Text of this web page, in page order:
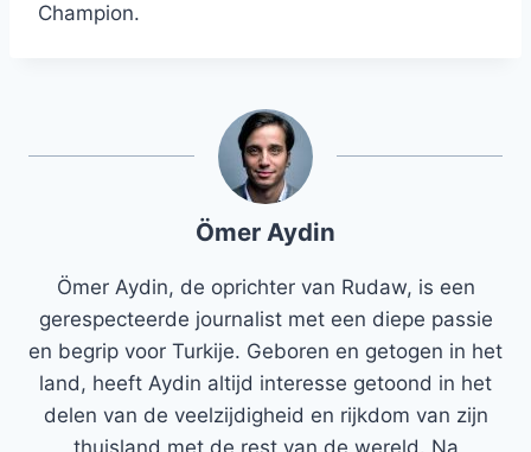
Champion.
Ömer Aydin
Ömer Aydin, de oprichter van Rudaw, is een
gerespecteerde journalist met een diepe passie
en begrip voor Turkije. Geboren en getogen in het
land, heeft Aydin altijd interesse getoond in het
delen van de veelzijdigheid en rijkdom van zijn